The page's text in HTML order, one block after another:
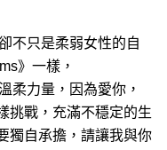
不只是柔弱女性的自
》一樣，
柔力量，因為愛你，
挑戰，充滿不穩定的生
獨自承擔，請讓我與你